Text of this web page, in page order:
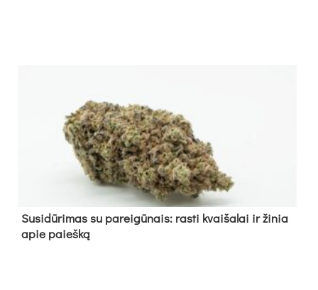
Su­si­dū­ri­mas su pa­rei­gū­nais: ras­ti kvai­ša­lai ir ži­nia
apie paieš­ką